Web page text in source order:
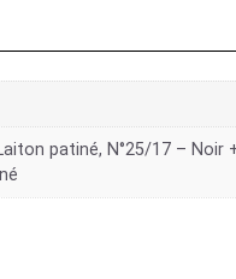
patiné, N°25/17 – Noir